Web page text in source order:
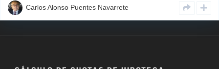
Carlos Alonso Puentes Navarrete